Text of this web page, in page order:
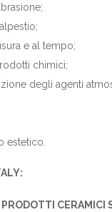
e al tempo;
chimici;
degli agenti
estetico.
CERAMICI